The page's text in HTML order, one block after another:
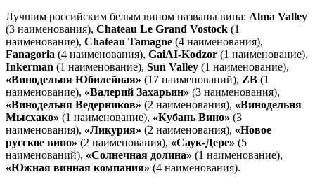
Лучшим российским белым вином названы вина: Alma Valley
(3 наименования), Chateau Le Grand Vostock (1
наименование), Chateau Tamagne (4 наименования),
Fanagoria (4 наименования), GaiAI-Kodzor (1 наименование),
Inkerman (1 наименование), Sun Valley (1 наименование),
«Винодельня Юбилейная» (17 наименований), ZB (1
наименование), «Валерий Захарьин» (3 наименования),
«Винодельня Ведерников» (2 наименования), «Винодельня
Мысхако» (1 наименование), «Кубань Вино» (3
наименования), «Ликурия» (2 наименования), «Новое
русское вино» (2 наименования), «Саук-Дере» (5
наименований), «Солнечная долина» (1 наименование),
«Южная винная компания» (4 наименования).